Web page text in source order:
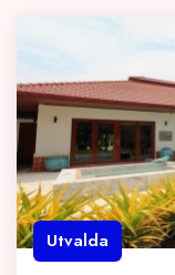
Utvalda